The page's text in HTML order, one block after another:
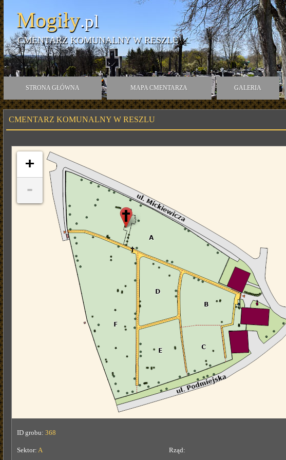
Mogiły.pl
CMENTARZ KOMUNALNY W RESZLU
STRONA GŁÓWNA MAPA CMENTARZA GALERIA
CMENTARZ KOMUNALNY W RESZLU
+
-
ID grobu: 368
Sektor: A Rząd: